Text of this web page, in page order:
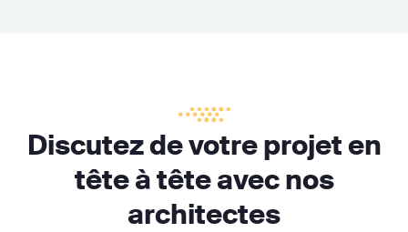
Discutez de votre projet en
tête à tête avec nos
architectes